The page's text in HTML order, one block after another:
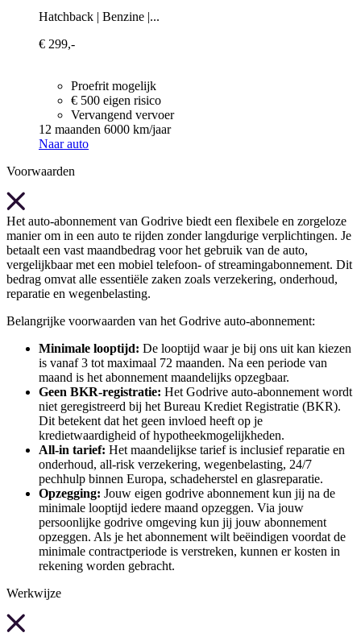
Hatchback | Benzine |...
€ 299,-
Proefrit mogelijk
€ 500 eigen risico
Vervangend vervoer
12 maanden 6000 km/jaar
Naar auto
Voorwaarden
Het auto-abonnement van Godrive biedt een flexibele en zorgeloze
manier om in een auto te rijden zonder langdurige verplichtingen. Je
betaalt een vast maandbedrag voor het gebruik van de auto,
vergelijkbaar met een mobiel telefoon- of streamingabonnement. Dit
bedrag omvat alle essentiële zaken zoals verzekering, onderhoud,
reparatie en wegenbelasting.
Belangrijke voorwaarden van het Godrive auto-abonnement:
Minimale looptijd: De looptijd waar je bij ons uit kan kiezen
is vanaf 3 tot maximaal 72 maanden. Na een periode van
maand is het abonnement maandelijks opzegbaar.
Geen BKR-registratie: Het Godrive auto-abonnement wordt
niet geregistreerd bij het Bureau Krediet Registratie (BKR).
Dit betekent dat het geen invloed heeft op je
kredietwaardigheid of hypotheekmogelijkheden.
All-in tarief: Het maandelijkse tarief is inclusief reparatie en
onderhoud, all-risk verzekering, wegenbelasting, 24/7
pechhulp binnen Europa, schadeherstel en glasreparatie.
Opzegging: Jouw eigen godrive abonnement kun jij na de
minimale looptijd iedere maand opzeggen. Via jouw
persoonlijke godrive omgeving kun jij jouw abonnement
opzeggen. Als je het abonnement wilt beëindigen voordat de
minimale contractperiode is verstreken, kunnen er kosten in
rekening worden gebracht.
Werkwijze